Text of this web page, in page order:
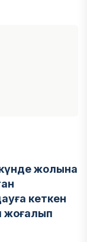
жолына
кеткен
жоғалып